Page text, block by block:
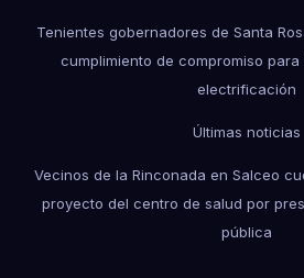
Tenientes gobernadores de Santa
cumplimiento de compromiso
electrificación
Últimas noticias
Vecinos de la Rinconada en Salceo
proyecto del centro de salud por
pública